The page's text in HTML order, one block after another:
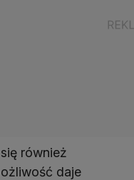
również
daje